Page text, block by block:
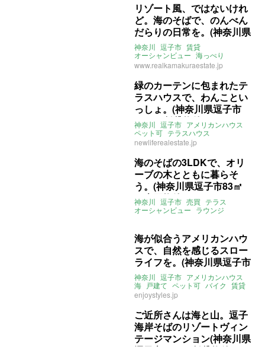
リゾート風、ではないけれ
ど。海のそばで、のんべん
だらりの日常を。(神奈川県
逗子市63㎡の賃貸物件)
神奈川 逗子市 賃貸
オーシャンビュー 海っぺり
バルコニー ライター：くまのなな
賃貸
www.realkamakuraestate.jp
緑のカーテンに包まれたテ
ラスハウスで、わんことい
っしょ。(神奈川県逗子市
68㎡の賃貸物件)
神奈川 逗子市 アメリカンハウス
ペット可 テラスハウス
ライター：くまのなな
newliferealestate.jp
海のそばの3LDKで、オリ
ーブの木とともに暮らそ
う。(神奈川県逗子市83㎡
の売買物件)
神奈川 逗子市 売買 テラス
オーシャンビュー ラウンジ
海が似合うアメリカンハウ
スで、自然を感じるスロー
ライフを。(神奈川県逗子市
101㎡の賃貸物件)
神奈川 逗子市 アメリカンハウス
海 戸建て ペット可 バイク 賃貸
enjoystyles.jp
ご近所さんは海と山。逗子
海岸そばのリゾートヴィン
テージマンション(神奈川県